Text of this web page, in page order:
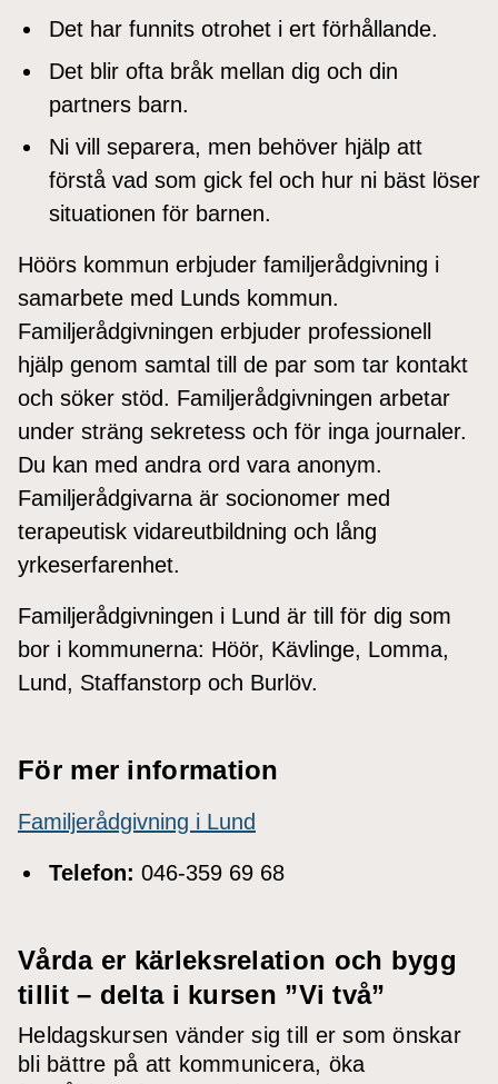
Det har funnits otrohet i ert förhållande.
Det blir ofta bråk mellan dig och din
partners barn.
Ni vill separera, men behöver hjälp att
förstå vad som gick fel och hur ni bäst löser
situationen för barnen.
Höörs kommun erbjuder familjerådgivning i
samarbete med Lunds kommun.
Familjerådgivningen erbjuder professionell
hjälp genom samtal till de par som tar kontakt
och söker stöd. Familjerådgivningen arbetar
under sträng sekretess och för inga journaler.
Du kan med andra ord vara anonym.
Familjerådgivarna är socionomer med
terapeutisk vidareutbildning och lång
yrkeserfarenhet.
Familjerådgivningen i Lund är till för dig som
bor i kommunerna: Höör, Kävlinge, Lomma,
Lund, Staffanstorp och Burlöv.
För mer information
Familjerådgivning i Lund
Telefon: 046-359 69 68
Vårda er kärleksrelation och bygg
tillit – delta i kursen ”Vi två”
Heldagskursen vänder sig till er som önskar
bli bättre på att kommunicera, öka